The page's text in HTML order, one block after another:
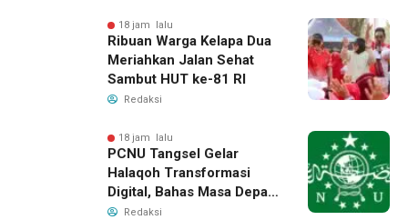
18 jam lalu
Ribuan Warga Kelapa Dua
Meriahkan Jalan Sehat
Sambut HUT ke-81 RI
Redaksi
18 jam lalu
PCNU Tangsel Gelar
Halaqoh Transformasi
Digital, Bahas Masa Depan
NU di Era Disrupsi
Redaksi